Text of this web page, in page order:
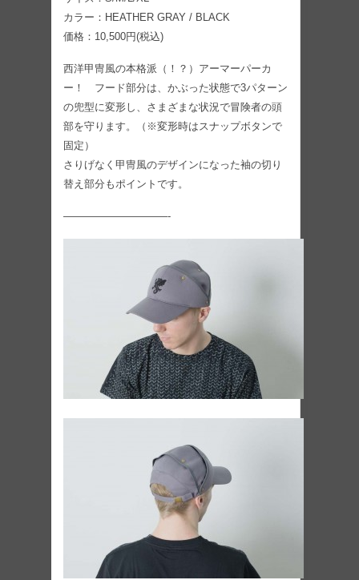
カラー：HEATHER GRAY / BLACK
価格：10,500円(税込)
西洋甲冑風の本格派（！？）アーマーパーカ
ー！ フード部分は、かぶった状態で3パターン
の兜型に変形し、さまざまな状況で冒険者の頭
部を守ります。（※変形時はスナップボタンで
固定）
さりげなく甲冑風のデザインになった袖の切り
替え部分もポイントです。
——————————-